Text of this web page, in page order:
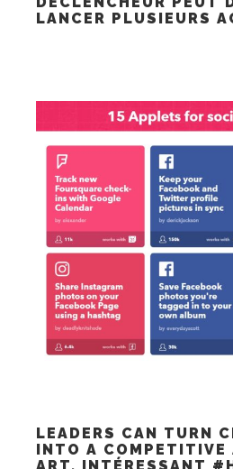
LANCER PLUSIEURS
LEADERS CAN TURN
INTO A COMPETITIVE